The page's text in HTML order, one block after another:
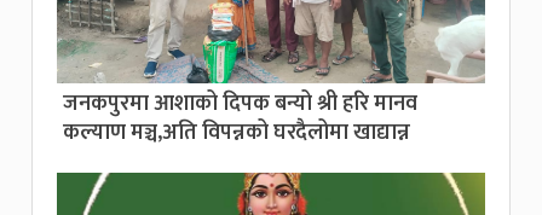
जनकपुरमा आशाको दिपक बन्यो श्री हरि मानव
कल्याण मञ्च,अति विपन्नको घरदैलोमा खाद्यान्न